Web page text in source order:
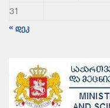
31
« დეკ